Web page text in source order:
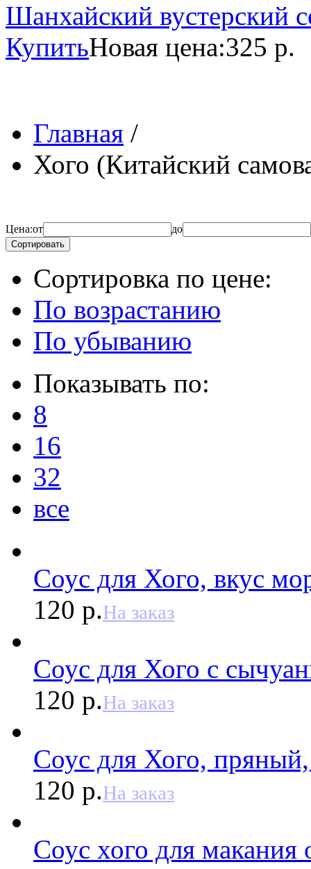
Шанхайский вустерский
КупитьНовая цена:325 р.
Главная /
Хого (Китайский
Цена:от до
Сортировать
Сортировка по цене:
По возрастанию
По убыванию
Показывать по:
8
16
32
все
Соус для Хого, вкус
120 р.На заказ
Соус для Хого с
120 р.На заказ
Соус для Хого,
120 р.На заказ
Соус хого для макания